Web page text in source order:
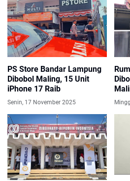
PS Store Bandar Lampung
Dibobol Maling, 15 Unit
iPhone 17 Raib
Senin, 17 November 2025